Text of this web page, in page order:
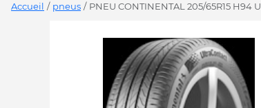
Accueil / pneus / PNEU CONTINENTAL 205/65R15 H94